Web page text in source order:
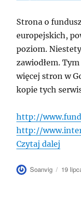
Strona o
europejskich,
poziom.
zawiodłem.
więcej stron w
kopie tych
http://
http://
Czytaj dalej
Autor
Soanvig
Data
19